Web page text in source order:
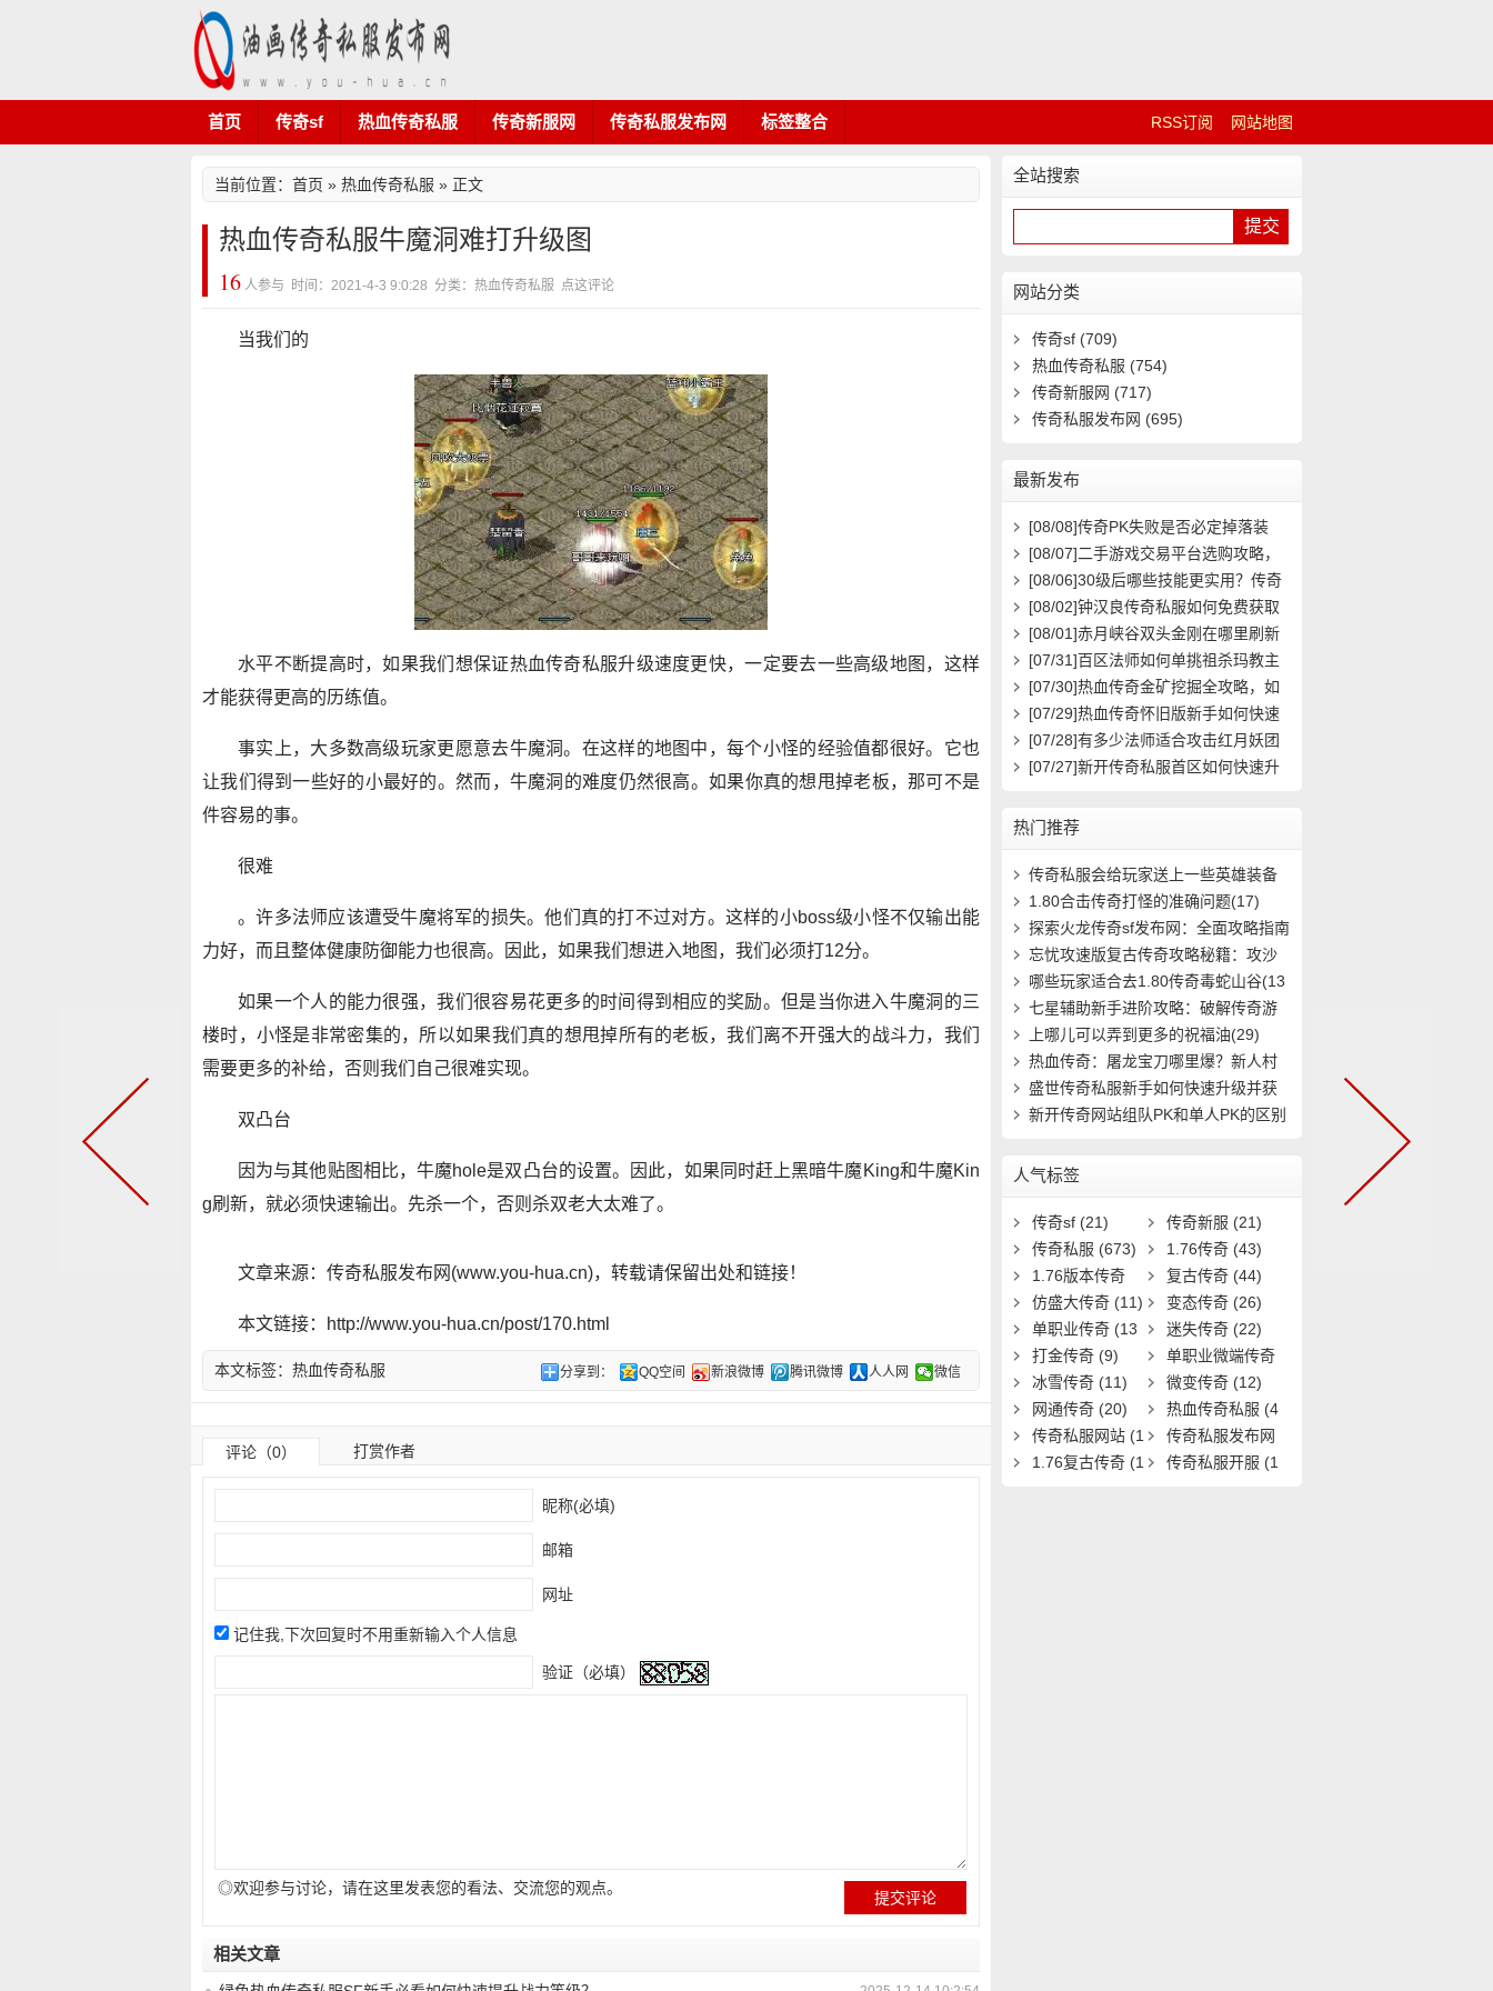
首页 传奇sf 热血传奇私服 传奇新服网 传奇私服发布网 标签整合 RSS订阅 网站地图
当前位置： 首页 » 热血传奇私服 » 正文
热血传奇私服牛魔洞难打升级图
16 人参与 时间：2021-4-3 9:0:28 分类：热血传奇私服 点这评论
当我们的
水平不断提高时，如果我们想保证热血传奇私服升级速度更快，一定要去一些高级地图，这样
才能获得更高的历练值。
事实上，大多数高级玩家更愿意去牛魔洞。在这样的地图中，每个小怪的经验值都很好。它也
让我们得到一些好的小最好的。然而，牛魔洞的难度仍然很高。如果你真的想甩掉老板，那可不是
件容易的事。
很难
。许多法师应该遭受牛魔将军的损失。他们真的打不过对方。这样的小boss级小怪不仅输出能
力好，而且整体健康防御能力也很高。因此，如果我们想进入地图，我们必须打12分。
如果一个人的能力很强，我们很容易花更多的时间得到相应的奖励。但是当你进入牛魔洞的三
楼时，小怪是非常密集的，所以如果我们真的想甩掉所有的老板，我们离不开强大的战斗力，我们
需要更多的补给，否则我们自己很难实现。
双凸台
因为与其他贴图相比，牛魔hole是双凸台的设置。因此，如果同时赶上黑暗牛魔King和牛魔Kin
g刷新，就必须快速输出。先杀一个，否则杀双老大太难了。
文章来源：传奇私服发布网(www.you-hua.cn)，转载请保留出处和链接！
本文链接：http://www.you-hua.cn/post/170.html
分享到： QQ空间 新浪微博 腾讯微博 人人网 微信
本文标签： 热血传奇私服
评论（0） 打赏作者
昵称(必填)
邮箱
网址
记住我,下次回复时不用重新输入个人信息
验证（必填）
◎欢迎参与讨论，请在这里发表您的看法、交流您的观点。
相关文章
全站搜索
网站分类
传奇sf (709)
热血传奇私服 (754)
传奇新服网 (717)
传奇私服发布网 (695)
最新发布
[08/08]传奇PK失败是否必定掉落装
备？
[08/07]二手游戏交易平台选购攻略，
如何避免踩雷？
[08/06]30级后哪些技能更实用？传奇
玩家必看攻略
[08/02]钟汉良传奇私服如何免费获取
高级装备与快速升级攻略？
[08/01]赤月峡谷双头金刚在哪里刷新
具体位置坐标是什么？
[07/31]百区法师如何单挑祖杀玛教主
求高效打法？
[07/30]热血传奇金矿挖掘全攻略，如
何高效挖矿？
[07/29]热血传奇怀旧版新手如何快速
起步？前期必做任务与升级技巧有哪
些？
[07/28]有多少法师适合攻击红月妖团
队？
[07/27]新开传奇私服首区如何快速升
热门推荐
传奇私服会给玩家送上一些英雄装备
(7)
1.80合击传奇打怪的准确问题(17)
探索火龙传奇sf发布网：全面攻略指南
问答(536)
忘忧攻速版复古传奇攻略秘籍：攻沙
城寨，战(1006)
哪些玩家适合去1.80传奇毒蛇山谷(13
7)
七星辅助新手进阶攻略：破解传奇游
戏中的隐(434)
上哪儿可以弄到更多的祝福油(29)
热血传奇：屠龙宝刀哪里爆？新人村
怎么快速(411)
盛世传奇私服新手如何快速升级并获
取稀有装(721)
新开传奇网站组队PK和单人PK的区别
人气标签
传奇sf (21) 传奇新服 (21)
传奇私服 (673) 1.76传奇 (43)
1.76版本传奇
(9)
复古传奇 (44)
仿盛大传奇 (11) 变态传奇 (26)
单职业传奇 (13
1)
迷失传奇 (22)
打金传奇 (9)
单职业微端传奇
(9)
冰雪传奇 (11) 微变传奇 (12)
网通传奇 (20) 热血传奇私服 (4
0)
传奇私服网站 (1
9)
传奇私服发布网
(11)
1.76复古传奇 (1
传奇私服开服 (1